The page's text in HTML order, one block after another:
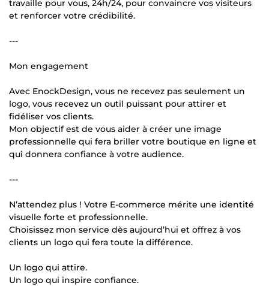
travaille pour vous, 24h/24, pour convaincre vos visiteurs
et renforcer votre crédibilité.
---
Mon engagement
Avec EnockDesign, vous ne recevez pas seulement un
logo, vous recevez un outil puissant pour attirer et
fidéliser vos clients.
Mon objectif est de vous aider à créer une image
professionnelle qui fera briller votre boutique en ligne et
qui donnera confiance à votre audience.
---
N’attendez plus ! Votre E-commerce mérite une identité
visuelle forte et professionnelle.
Choisissez mon service dès aujourd’hui et offrez à vos
clients un logo qui fera toute la différence.
Un logo qui attire.
Un logo qui inspire confiance.